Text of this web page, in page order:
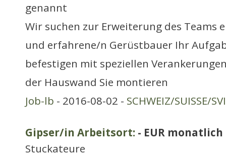
genannt
Wir suchen zur Erweiterung des Teams
und erfahrene/n Gerüstbauer Ihr
befestigen mit speziellen
der Hauswand Sie montieren
Job-lb - 2016-08-02 - SCHWEIZ/SUISSE/
Gipser/in Arbeitsort: - EUR monatlich
Stuckateure